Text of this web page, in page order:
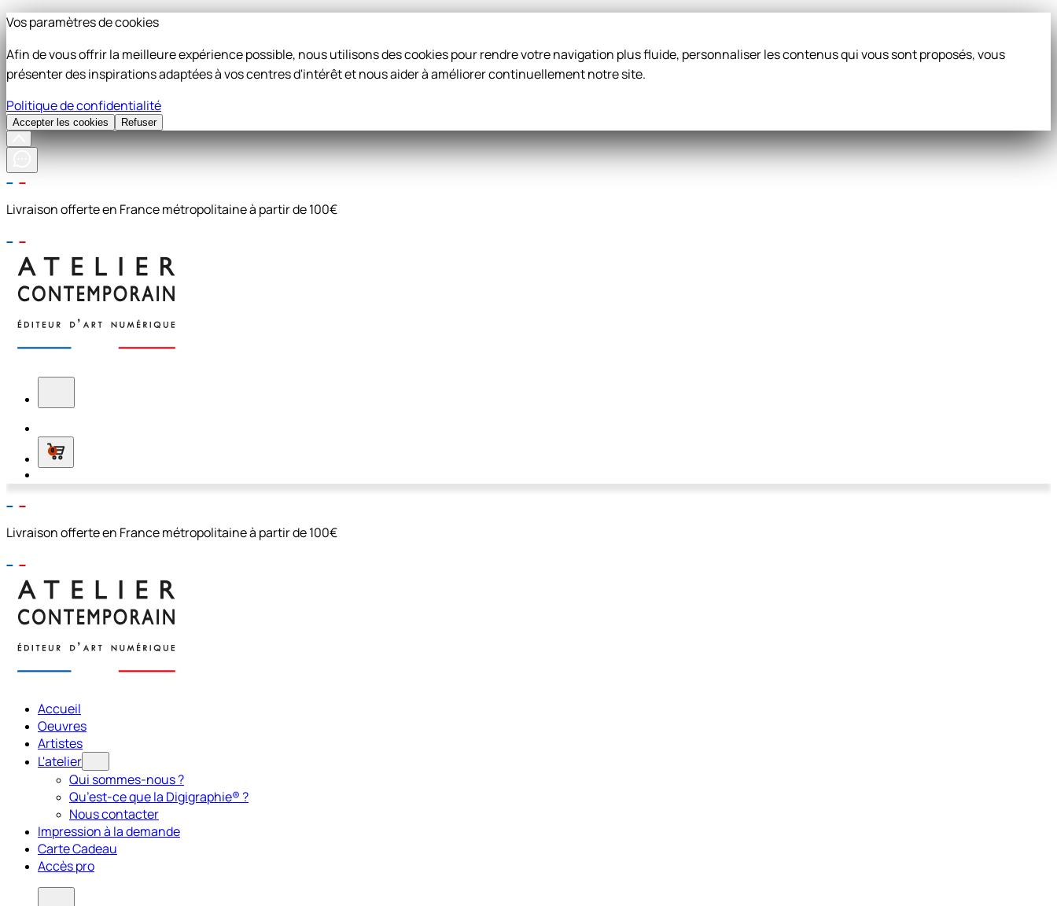
Vos paramètres de cookies
Afin de vous offrir la meilleure expérience possible, nous utilisons des cookies pour rendre votre navigation plus fluide, personnaliser les contenus qui vous sont proposés, vous
présenter des inspirations adaptées à vos centres d'intérêt et nous aider à améliorer continuellement notre site.
Politique de confidentialité
Accepter les cookies Refuser
Livraison offerte en France métropolitaine à partir de 100€
0
Livraison offerte en France métropolitaine à partir de 100€
Accueil
Oeuvres
Artistes
L'atelier
Qui sommes-nous ?
Qu’est-ce que la Digigraphie® ?
Nous contacter
Impression à la demande
Carte Cadeau
Accès pro